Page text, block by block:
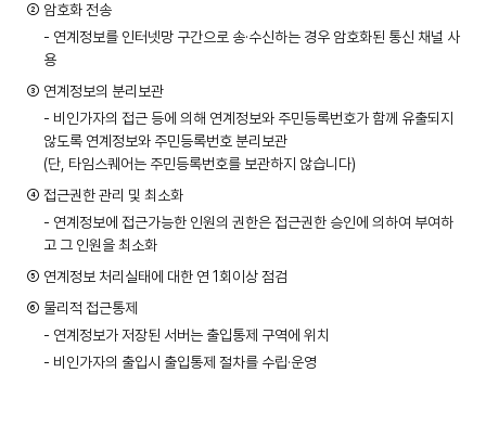
② 암호화 전송
- 연계정보를 인터넷망 구간으로 송·수신하는 경우 암호화된 통신 채널 사
용
③ 연계정보의 분리보관
- 비인가자의 접근 등에 의해 연계정보와 주민등록번호가 함께 유출되지
않도록 연계정보와 주민등록번호 분리보관
(단, 타임스퀘어는 주민등록번호를 보관하지 않습니다)
④ 접근권한 관리 및 최소화
- 연계정보에 접근가능한 인원의 권한은 접근권한 승인에 의하여 부여하
고 그 인원을 최소화
⑤ 연계정보 처리실태에 대한 연 1회이상 점검
⑥ 물리적 접근통제
- 연계정보가 저장된 서버는 출입통제 구역에 위치
- 비인가자의 출입시 출입통제 절차를 수립·운영